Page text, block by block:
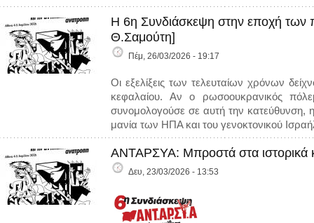
Η 6η Συνδιάσκεψη στην εποχή των
Θ.Σαμούτη]
Πέμ, 26/03/2026 - 19:17
Οι εξελίξεις των τελευταίων χρόνων
κεφαλαίου. Αν ο ρωσοουκρανικός
συνομολογούσε σε αυτή την
μανία των ΗΠΑ και του γενοκτονικού
ΑΝΤΑΡΣΥΑ: Μπροστά στα ιστορικά
Δευ, 23/03/2026 - 13:53